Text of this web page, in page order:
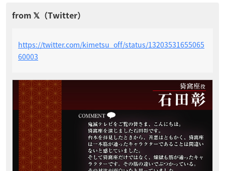
https://twitter.com/kimetsu_off/status/13203531655065
60003